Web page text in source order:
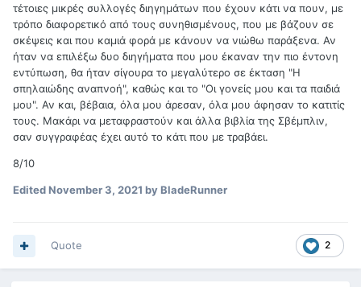
τέτοιες μικρές συλλογές διηγημάτων που έχουν κάτι να πουν, με
τρόπο διαφορετικό από τους συνηθισμένους, που με βάζουν σε
σκέψεις και που καμιά φορά με κάνουν να νιώθω παράξενα. Αν
ήταν να επιλέξω δυο διηγήματα που μου έκαναν την πιο έντονη
εντύπωση, θα ήταν σίγουρα το μεγαλύτερο σε έκταση "Η
σπηλαιώδης αναπνοή", καθώς και το "Οι γονείς μου και τα παιδιά
μου". Αν και, βέβαια, όλα μου άρεσαν, όλα μου άφησαν το κατιτίς
τους. Μακάρι να μεταφραστούν και άλλα βιβλία της Σβέμπλιν,
σαν συγγραφέας έχει αυτό το κάτι που με τραβάει.
8/10
EditedNovember 3, 2021 by BladeRunner
2
Quote